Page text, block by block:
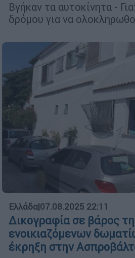
Βγήκαν τα αυτοκίνητα -
δρόμου για να
Ελλάδα|07.08.2025 22:11
Δικογραφία σε βάρος
ενοικιαζόμενων
έκρηξη στην